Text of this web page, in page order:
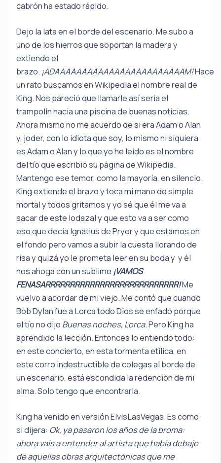
cabrón ha estado rápido.
Dejo la lata en el borde del escenario. Me subo a
uno de los hierros que soportan la madera y
extiendo el
brazo. ¡ADAAAAAAAAAAAAAAAAAAAAAAAAM!Hace
un rato buscamos en Wikipedia el nombre real de
King. Nos pareció que llamarle así sería el
trampolín hacia una piscina de buenas noticias.
Ahora mismo no me acuerdo de si era Adam o Alan
y, joder, con lo idiota que soy, lo mismo ni siquiera
es Adam o Alan y lo que yo he leído es el nombre
del tío que escribió su página de Wikipedia.
Mantengo ese temor, como la mayoría, en silencio.
King extiende el brazo y toca mi mano de simple
mortal y todos gritamos y yo sé que él me va a
sacar de este lodazal y que esto va a ser como
eso que decía Ignatius de Pryor y que estamos en
el fondo pero vamos a subir la cuesta llorando de
risa y quizá yo le prometa leer en su boda y y él
nos ahoga con un sublime ¡VAMOS
FENASARRRRRRRRRRRRRRRRRRRRRRRRRRR!Me
vuelvo a acordar de mi viejo. Me contó que cuando
Bob Dylan fue a Lorca todo Dios se enfadó porque
el tío no dijo Buenas noches, Lorca.Pero King ha
aprendido la lección. Entonces lo entiendo todo:
en este concierto, en esta tormenta etílica, en
este corro indestructible de colegas al borde de
un escenario, está escondida la redención de mi
alma. Solo tengo que encontrarla.
King ha venido en versión ElvisLasVegas. Es como
si dijera: Ok, ya pasaron los años de la broma:
ahora vais a entender al artista que había debajo
de aquellas obras arquitectónicas que me